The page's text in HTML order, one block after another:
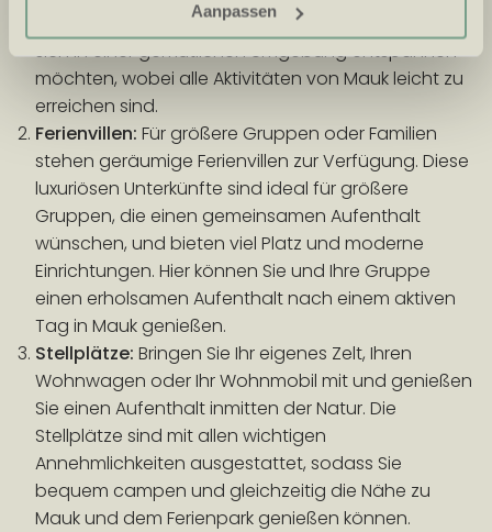
Aanpassen
Ideal für Familien, Freundesgruppen oder Paare, die
sich in einer gemütlichen Umgebung entspannen
möchten, wobei alle Aktivitäten von Mauk leicht zu
erreichen sind.
Ferienvillen: Für größere Gruppen oder Familien
stehen geräumige Ferienvillen zur Verfügung. Diese
luxuriösen Unterkünfte sind ideal für größere
Gruppen, die einen gemeinsamen Aufenthalt
wünschen, und bieten viel Platz und moderne
Einrichtungen. Hier können Sie und Ihre Gruppe
einen erholsamen Aufenthalt nach einem aktiven
Tag in Mauk genießen.
Stellplätze: Bringen Sie Ihr eigenes Zelt, Ihren
Wohnwagen oder Ihr Wohnmobil mit und genießen
Sie einen Aufenthalt inmitten der Natur. Die
Stellplätze sind mit allen wichtigen
Annehmlichkeiten ausgestattet, sodass Sie
bequem campen und gleichzeitig die Nähe zu
Mauk und dem Ferienpark genießen können.